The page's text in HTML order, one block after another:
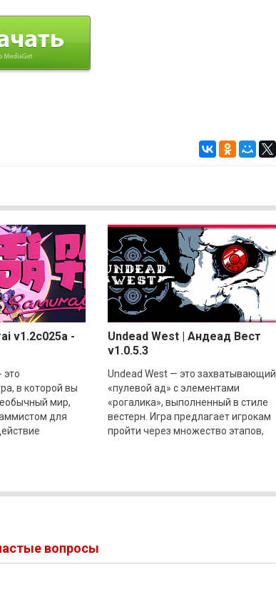
v1.2c025a -
это
в которой вы
мир,
для
Undead West | Андеад Вест
v1.0.5.3
Undead West — это захватывающий
«пулевой ад» с элементами
«рогалика», выполненный в стиле
вестерн. Игра предлагает игрокам
пройти через множество этапов,
вопросы